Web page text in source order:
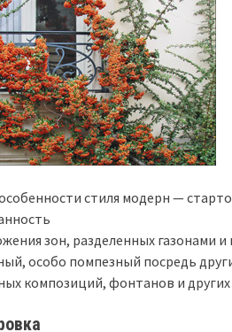
стиля модерн —
зон, разделенных газонами
особо помпезный посредь
композиций, фонтанов и